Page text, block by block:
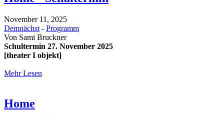
November 11, 2025
Demnächst - Programm
Von Sami Bruckner
Schultermin 27. November 2025
[theater I objekt]
Mehr Lesen
Home